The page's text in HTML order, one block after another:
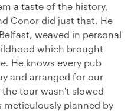
a taste of the history,
Conor did just that. He
weaved in personal
which brought
He knows every pub
and arranged for our
tour wasn't slowed
meticulously planned by